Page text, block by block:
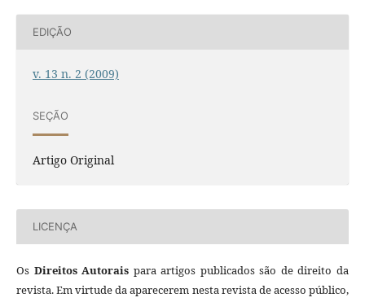
EDIÇÃO
v. 13 n. 2 (2009)
SEÇÃO
Artigo Original
LICENÇA
Os Direitos Autorais para artigos publicados são de direito da
revista. Em virtude da aparecerem nesta revista de acesso público,